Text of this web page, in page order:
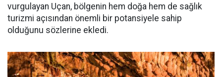
vurgulayan Uçan, bölgenin hem doğa hem de sağlık
turizmi açısından önemli bir potansiyele sahip
olduğunu sözlerine ekledi.